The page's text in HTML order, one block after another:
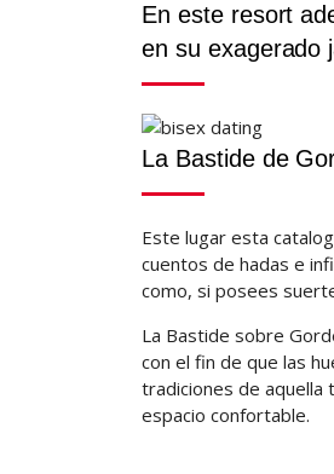
En este resort
en su exagerado
La Bastide de
Este lugar esta
cuentos de hadas e
como, si posees
La Bastide sobre
con el fin de que las
tradiciones de aquella
espacio confortable.